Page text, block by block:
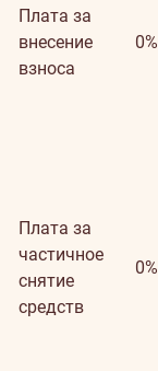
Плата за
внесение
взноса
0%
Плата за
частичное
снятие
средств
0%